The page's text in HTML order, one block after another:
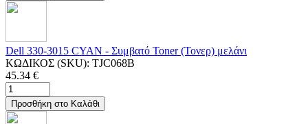
Dell 330-3015 CYAN - Συμβατό Toner (Τονερ) μελάνι
ΚΩΔΙΚΟΣ (SKU): TJC068B
45.34 €
Προσθήκη στο Καλάθι